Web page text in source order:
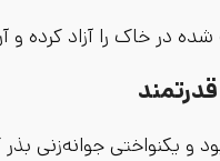
در خاک را آزاد کرده و
و یکنواختی جوانه‌زنی